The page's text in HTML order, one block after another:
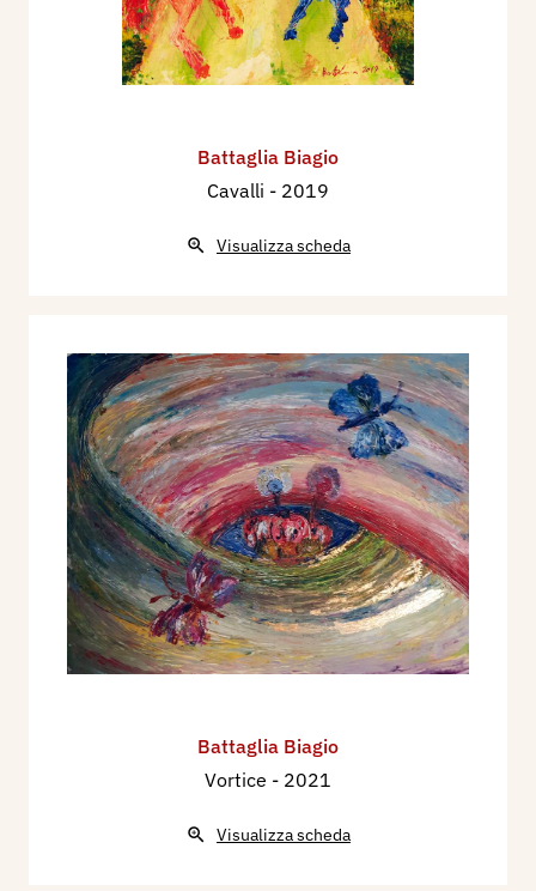
Battaglia Biagio
Cavalli - 2019
Visualizza scheda
Battaglia Biagio
Vortice - 2021
Visualizza scheda